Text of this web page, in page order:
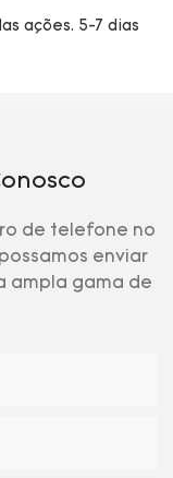
ações. 5-7 dias
de telefone no
enviar
ampla gama de